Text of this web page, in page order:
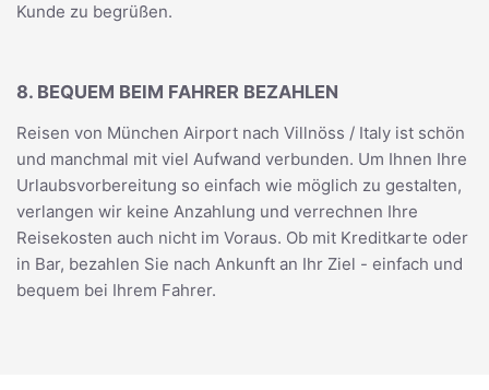
Kunde zu begrüßen.
8. BEQUEM BEIM FAHRER BEZAHLEN
Reisen von München Airport nach Villnöss / Italy ist schön
und manchmal mit viel Aufwand verbunden. Um Ihnen Ihre
Urlaubsvorbereitung so einfach wie möglich zu gestalten,
verlangen wir keine Anzahlung und verrechnen Ihre
Reisekosten auch nicht im Voraus. Ob mit Kreditkarte oder
in Bar, bezahlen Sie nach Ankunft an Ihr Ziel - einfach und
bequem bei Ihrem Fahrer.